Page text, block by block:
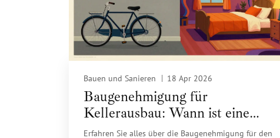
Bauen und Sanieren 18 Apr 2026
Baugenehmigung für
Kellerausbau: Wann ist eine
Genehmigung wirklich nötig?
Erfahren Sie alles über die Baugenehmigung für den